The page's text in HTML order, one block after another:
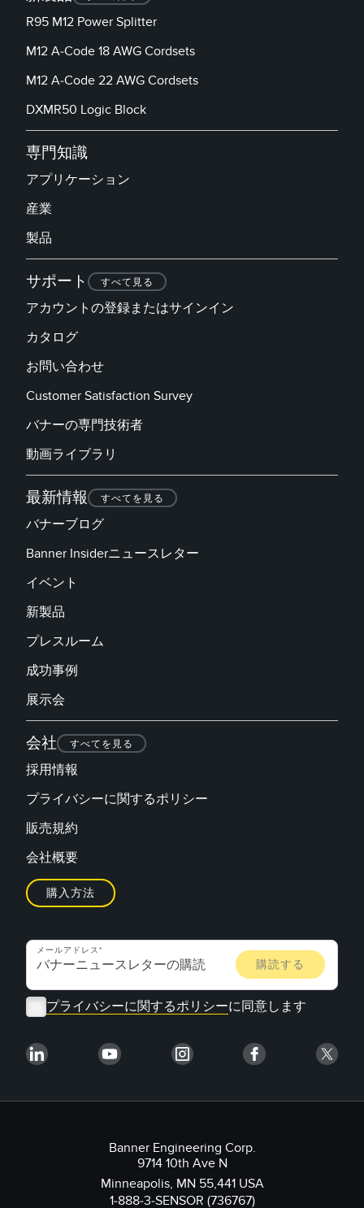
R95 M12 Power Splitter
M12 A-Code 18 AWG Cordsets
M12 A-Code 22 AWG Cordsets
DXMR50 Logic Block
専門知識
アプリケーション
産業
製品
サポート すべて見る
アカウントの登録またはサインイン
カタログ
お問い合わせ
Customer Satisfaction Survey
バナーの専門技術者
動画ライブラリ
最新情報 すべてを見る
バナーブログ
Banner Insiderニュースレター
イベント
新製品
プレスルーム
成功事例
展示会
会社 すべてを見る
採用情報
プライバシーに関するポリシー
販売規約
会社概要
購入方法
メールアドレス
プライバシーに関するポリシーに同意します
Banner Engineering Corp.
9714 10th Ave N
Minneapolis, MN 55,441 USA
1-888-3-SENSOR (736767)